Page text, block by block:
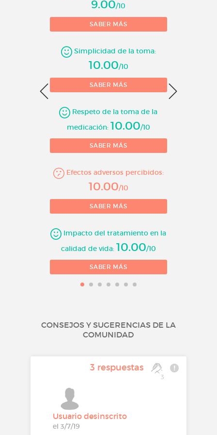
inmunoglobulina E (IgE) que es
producida por el organismo. La
IgE juega un papel clave como
UCE.
Vía de administración :Inyección
Molécula :Omalizumab
9.00/10
SABER MÁS
Simplicidad de la toma:
10.00/10
SABER MÁS
Respeto de la toma de la
medicación: 10.00/10
SABER MÁS
Efectos adversos percibidos:
10.00/10
SABER MÁS
Impacto del tratamiento en la
calidad de vida: 10.00/10
SABER MÁS
CONSEJOS Y SUGERENCIAS DE LA
COMUNIDAD
3 respuestas
3
Usuario desinscrito
el 3/7/19